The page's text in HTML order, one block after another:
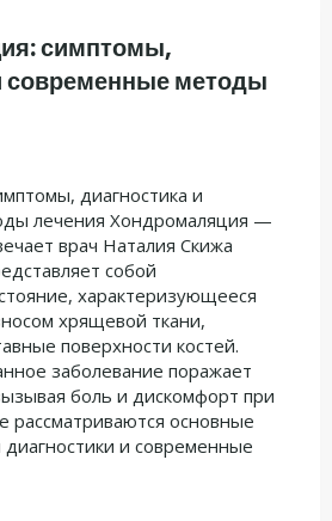
симптомы,
современные методы
диагностика и
лечения Хондромаляция —
врач Наталия Скижа
собой
характеризующееся
хрящевой ткани,
поверхности костей.
заболевание поражает
боль и дискомфорт при
рассматриваются основные
и современные